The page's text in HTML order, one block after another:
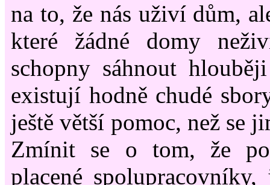
na to, že nás uživí dům,
které žádné domy
schopny sáhnout
existují hodně chudé
ještě větší pomoc, než se
Zmínit se o tom, že
placené